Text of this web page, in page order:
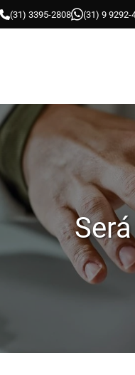
(31) 3395-2808 (31) 9 9292-